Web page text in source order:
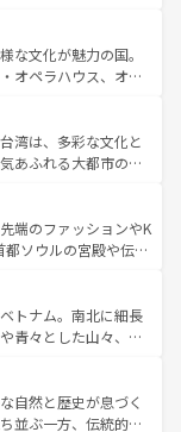
食が融合した独特の
域で異なる魅力を楽
を感じることができ
い。
光地といえばオアフ
イ島やカウアイ島が
海をはじめ、豊かな
えてくれるハワイの
イアンミュージッ
がハワイの魅力を彩
な文化が魅力の国。
オペラハウス、オー
ルル（エアーズロッ
アンズの熱帯雨林な
ェやワイン、オージ
、サーフィンやダイ
好きにはたまらな
分に味わいつくそ
湾は、多彩な文化と
あふれる大都市の台
部など、都市の喧騒
る人に新しい発見と
い台湾の食文化も魅
ラエティ豊かな料理
は コンテンツ一覧を参
端のファッションやK
ソウルの宮殿や伝統
然美を楽しむことが
のストリートフード
る。夜には、韓国な
魅力を心ゆくまで味
着の韓国情報はコンテンツ一
トナム。南北に細長
青々とした山々、世
イの古い町並みやホ
も、独特の雰囲気を
豊かさとおいしさで
自然と歴史が息づく
並ぶ一方、伝統的な